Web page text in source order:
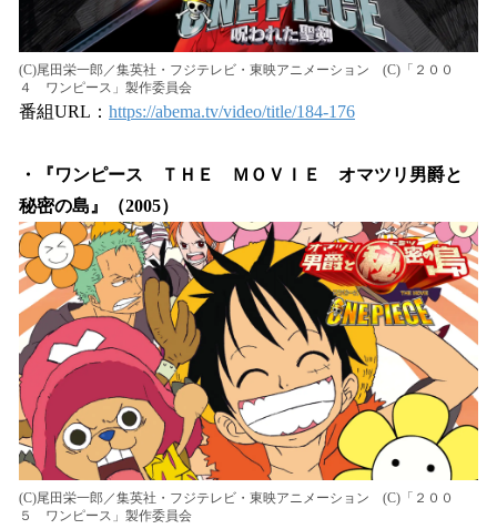
(C)尾田栄一郎／集英社・フジテレビ・東映アニメーション (C)「２００
４ ワンピース」製作委員会
番組URL： https://abema.tv/video/title/184-176
・『ワンピース ＴＨＥ ＭＯＶＩＥ オマツリ男爵と
秘密の島』（2005）
(C)尾田栄一郎／集英社・フジテレビ・東映アニメーション (C)「２００
５ ワンピース」製作委員会